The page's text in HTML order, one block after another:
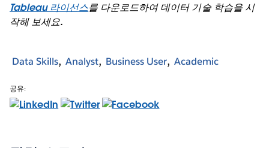
Tableau 라이선스를 다운로드하여 데이터 기술 학습을 시
작해 보세요.
Data Skills Analyst Business User Academic
공유: